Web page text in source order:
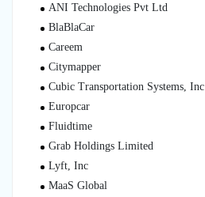
ANI Technologies Pvt Ltd
BlaBlaCar
Careem
Citymapper
Cubic Transportation Systems, Inc
Europcar
Fluidtime
Grab Holdings Limited
Lyft, Inc
MaaS Global